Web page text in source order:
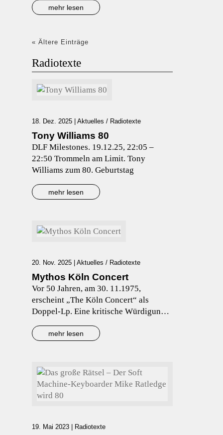
mehr lesen
« Ältere Einträge
Radiotexte
Tony Williams 80
18. Dez. 2025 | Aktuelles / Radiotexte
DLF Milestones. 19.12.25, 22:05 –
22:50 Trommeln am Limit. Tony
Williams zum 80. Geburtstag
mehr lesen
Mythos Köln Concert
20. Nov. 2025 | Aktuelles / Radiotexte
Vor 50 Jahren, am 30. 11.1975,
erscheint „The Köln Concert“ als
Doppel-Lp. Eine kritische Würdigung
Mythen und Legenden überreichen
mehr lesen
19. Mai 2023 | Radiotexte